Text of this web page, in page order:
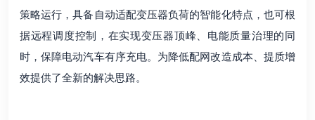
策略运行，具备自动适配变压器负荷的智能化特点，也可根
据远程调度控制，在实现变压器顶峰、电能质量治理的同
时，保障电动汽车有序充电。为降低配网改造成本、提质增
效提供了全新的解决思路。